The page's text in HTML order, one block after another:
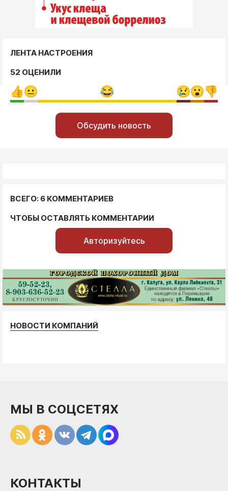
ЛЕНТА НАСТРОЕНИЯ
52 ОЦЕНИЛИ
Обсудить новость
ВСЕГО: 6 КОММЕНТАРИЕВ
ЧТОБЫ ОСТАВЛЯТЬ КОММЕНТАРИИ
Авторизуйтесь
НОВОСТИ КОМПАНИЙ
МЫ В СОЦСЕТЯХ
КОНТАКТЫ